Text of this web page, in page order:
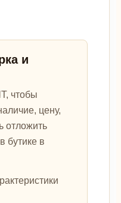
и
чтобы
цену,
отложить
бутике в